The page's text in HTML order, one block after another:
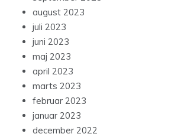
august 2023
juli 2023
juni 2023
maj 2023
april 2023
marts 2023
februar 2023
januar 2023
december 2022